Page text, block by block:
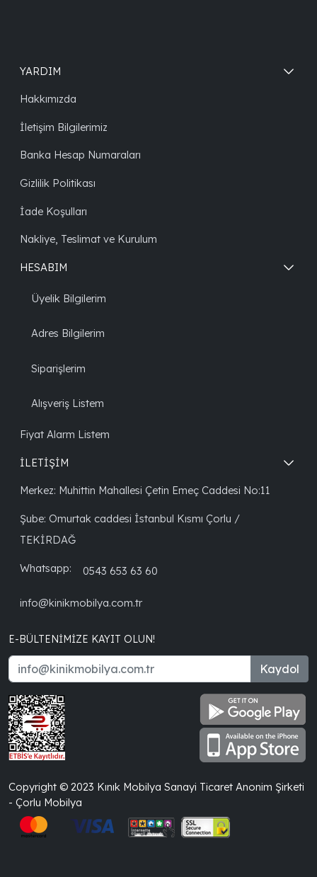
YARDIM
Hakkımızda
İletişim Bilgilerimiz
Banka Hesap Numaraları
Gizlilik Politikası
İade Koşulları
Nakliye, Teslimat ve Kurulum
HESABIM
Üyelik Bilgilerim
Adres Bilgilerim
Siparişlerim
Alışveriş Listem
Fiyat Alarm Listem
İLETİŞİM
Merkez: Muhittin Mahallesi Çetin Emeç Caddesi No:11
Şube: Omurtak caddesi İstanbul Kısmı Çorlu /
TEKİRDAĞ
Whatsapp: 0543 653 63 60
info@kinikmobilya.com.tr
E-BÜLTENIMIZE KAYIT OLUN!
Kaydol
Copyright © 2023 Kınık Mobilya Sanayi Ticaret Anonim Şirketi
- Çorlu Mobilya